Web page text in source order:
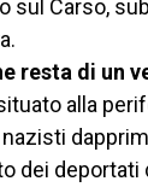
sul Carso,
resta di un
alla
dei deportati